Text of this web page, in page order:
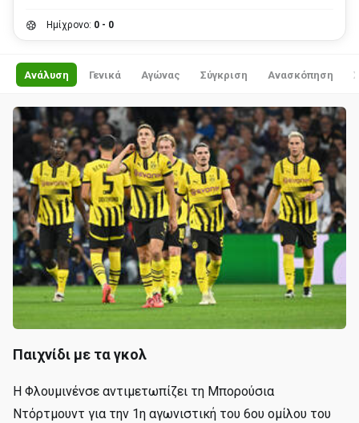
Ημίχρονο: 0 - 0
Ανάλυση Γενικά Αγώνας Σύγκριση Ανασκόπηση
Παιχνίδι με τα γκολ
Η Φλουμινένσε αντιμετωπίζει τη Μπορούσια
Ντόρτμουντ για την 1η αγωνιστική του 6ου ομίλου του